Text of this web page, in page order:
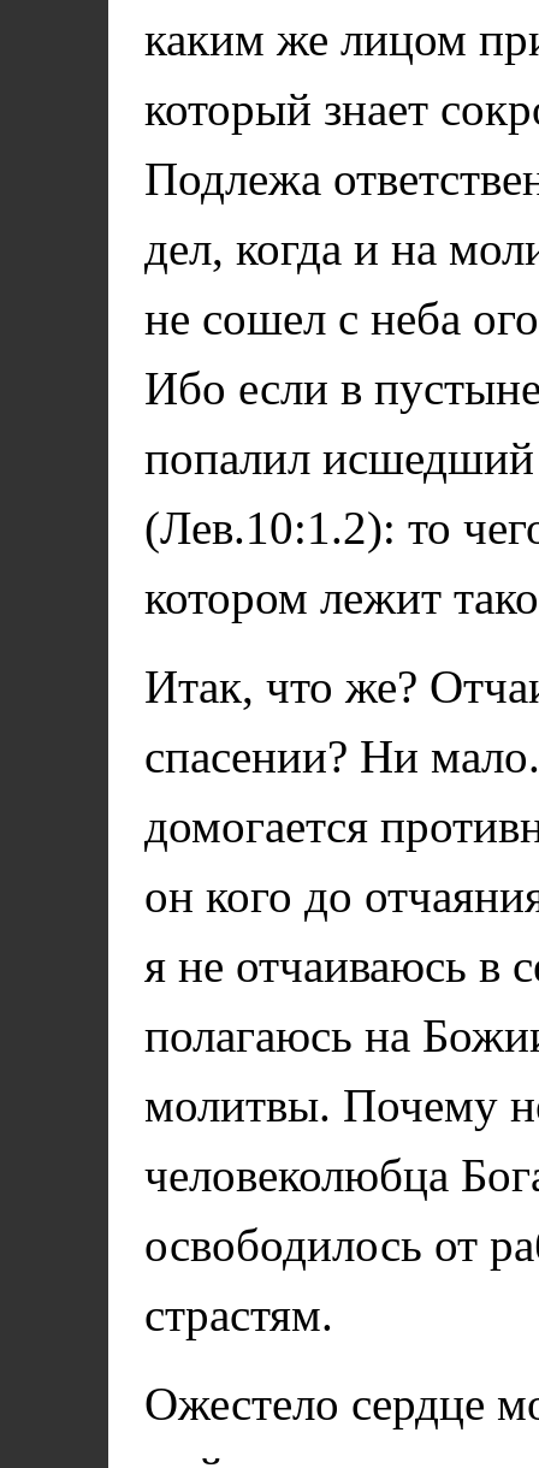
каким же лицом
который знает
Подлежа
дел, когда и на
не сошел с неба
Ибо если в
попалил исшедший
(Лев.10:1.2): то
котором лежит
Итак, что же?
спасении? Ни
домогается
он кого до
я не отчаиваюсь в
полагаюсь на
молитвы. Почему
человеколюбца
освободилось от
страстям.
Ожестело сердце